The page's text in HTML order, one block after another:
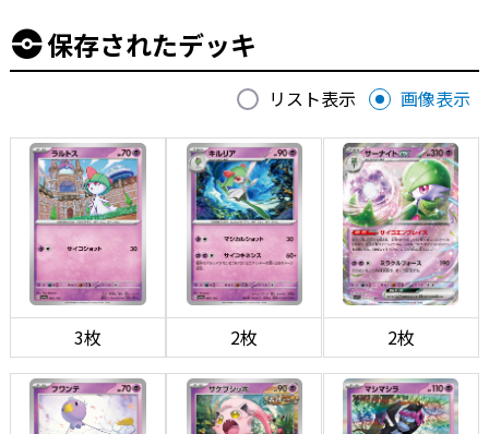
保存されたデッキ
リスト表示 画像表示
3枚 2枚 2枚